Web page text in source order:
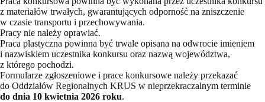
z materiałów trwałych, gwarantujących odporność na zniszczenie
w czasie transportu i przechowywania.
Pracy nie należy oprawiać.
Praca plastyczna powinna być trwale opisana na odwrocie imieniem
i nazwiskiem uczestnika konkursu oraz nazwą województwa,
z którego pochodzi.
Formularze zgłoszeniowe i prace konkursowe należy przekazać
do Oddziałów Regionalnych KRUS w nieprzekraczalnym terminie
do dnia 10 kwietnia 2026 roku.